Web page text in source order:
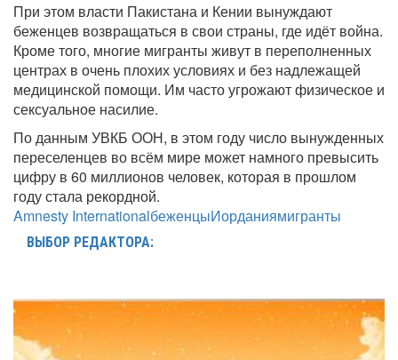
При этом власти Пакистана и Кении вынуждают
беженцев возвращаться в свои страны, где идёт война.
Кроме того, многие мигранты живут в переполненных
центрах в очень плохих условиях и без надлежащей
медицинской помощи. Им часто угрожают физическое и
сексуальное насилие.
По данным УВКБ ООН, в этом году число вынужденных
переселенцев во всём мире может намного превысить
цифру в 60 миллионов человек, которая в прошлом
году стала рекордной.
Amnesty InternationalбеженцыИорданиямигранты
ВЫБОР РЕДАКТОРА: